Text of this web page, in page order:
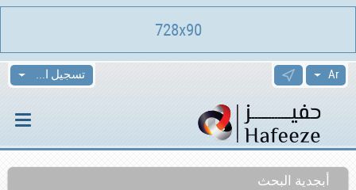
تسجيل الدخول
أبجدية البحث
728x90